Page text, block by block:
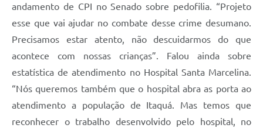
andamento de CPI no Senado sobre pedofilia. “Projeto
esse que vai ajudar no combate desse crime desumano.
Precisamos estar atento, não descuidarmos do que
acontece com nossas crianças”. Falou ainda sobre
estatística de atendimento no Hospital Santa Marcelina.
“Nós queremos também que o hospital abra as porta ao
atendimento a população de Itaquá. Mas temos que
reconhecer o trabalho desenvolvido pelo hospital, no